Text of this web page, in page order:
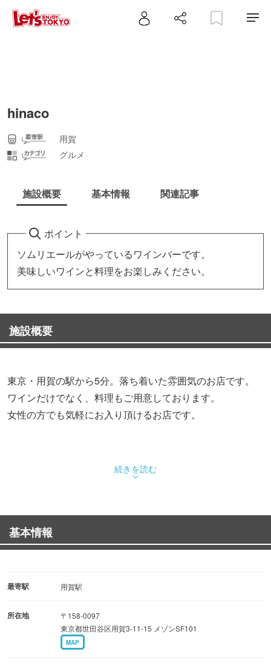
hinaco
用賀
グルメ
施設概要 基本情報 関連記事
ポイント
ソムリエールがやっているワインバーです。
美味しいワインと料理をお楽しみください。
施設概要
東京・用賀の駅から5分。落ち着いた雰囲気のお店です。
ワインだけでなく、料理もご用意しております。
女性の方でも気軽にお入り頂けるお店です。
続きを読む
基本情報
最寄駅 用賀駅
所在地
〒158-0097
東京都世田谷区用賀3-11-15 メゾンSF101
MAP